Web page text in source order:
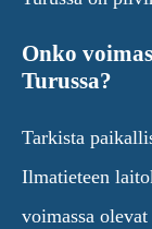
Onko
Turussa?
Tarkista
Ilmatieteen
voimassa